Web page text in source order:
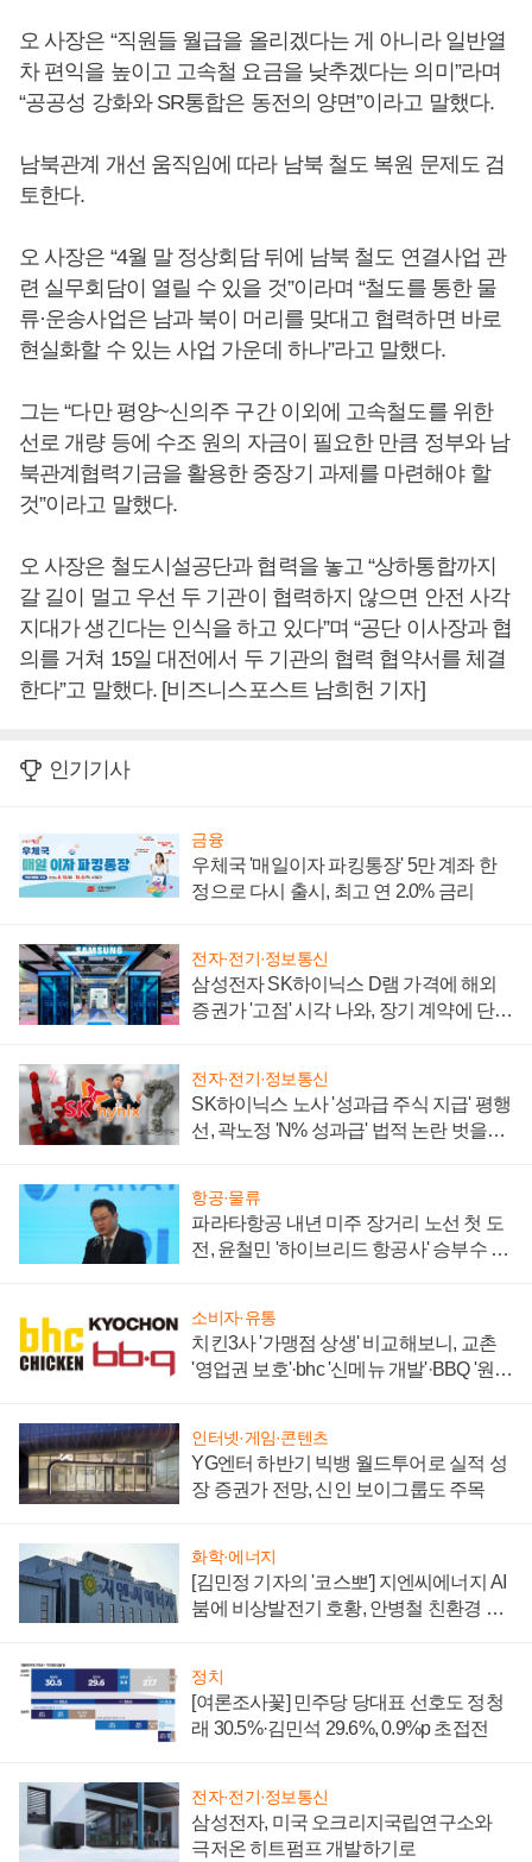
오 사장은 “직원들 월급을 올리겠다는 게 아니라 일반열
차 편익을 높이고 고속철 요금을 낮추겠다는 의미”라며
“공공성 강화와 SR통합은 동전의 양면”이라고 말했다.
남북관계 개선 움직임에 따라 남북 철도 복원 문제도 검
토한다.
오 사장은 “4월 말 정상회담 뒤에 남북 철도 연결사업 관
련 실무회담이 열릴 수 있을 것”이라며 “철도를 통한 물
류·운송사업은 남과 북이 머리를 맞대고 협력하면 바로
현실화할 수 있는 사업 가운데 하나”라고 말했다.
그는 “다만 평양~신의주 구간 이외에 고속철도를 위한
선로 개량 등에 수조 원의 자금이 필요한 만큼 정부와 남
북관계협력기금을 활용한 중장기 과제를 마련해야 할
것”이라고 말했다.
오 사장은 철도시설공단과 협력을 놓고 “상하통합까지
갈 길이 멀고 우선 두 기관이 협력하지 않으면 안전 사각
지대가 생긴다는 인식을 하고 있다”며 “공단 이사장과 협
의를 거쳐 15일 대전에서 두 기관의 협력 협약서를 체결
한다”고 말했다. [비즈니스포스트 남희헌 기자]
인기기사
금융
우체국 '매일이자 파킹통장' 5만 계좌 한
정으로 다시 출시, 최고 연 2.0% 금리
전자·전기·정보통신
삼성전자 SK하이닉스 D램 가격에 해외
증권가 '고점' 시각 나와, 장기 계약에 단점
전자·전기·정보통신
SK하이닉스 노사 '성과급 주식 지급' 평행
선, 곽노정 'N% 성과급' 법적 논란 벗을지
항공·물류
파라타항공 내년 미주 장거리 노선 첫 도
전, 윤철민 '하이브리드 항공사' 승부수 통
소비자·유통
치킨3사 '가맹점 상생' 비교해보니, 교촌
'영업권 보호'·bhc '신메뉴 개발'·BBQ '원가
인터넷·게임·콘텐츠
YG엔터 하반기 빅뱅 월드투어로 실적 성
장 증권가 전망, 신인 보이그룹도 주목
화학·에너지
[김민정 기자의 '코스뽀'] 지엔씨에너지 AI
붐에 비상발전기 호황, 안병철 친환경 에
정치
[여론조사꽃] 민주당 당대표 선호도 정청
래 30.5%·김민석 29.6%, 0.9%p 초접전
전자·전기·정보통신
삼성전자, 미국 오크리지국립연구소와
극저온 히트펌프 개발하기로